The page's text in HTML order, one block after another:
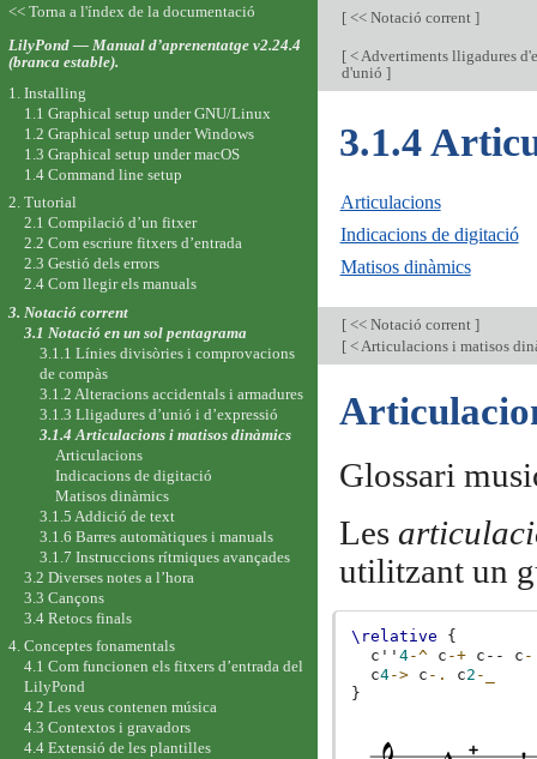
[<< Notació corrent ]
[< Advertiments lligadures
d'unió ]
3.1.4
Articulacions
Indicacions de digitació
Matisos dinàmics
[<< Notació corrent ]
[< Articulacions i matisos
Glossari
Les
utilitzant un
\relative
{
c''4-^ c -+ c -- c
c4-> c -. c2 -_
}
<< Torna a l'índex de la documentació
LilyPond — Manual d’aprenentatge v2.24.4
(branca estable).
1. Installing
1.1 Graphical setup under GNU/Linux
1.2 Graphical setup under Windows
1.3 Graphical setup under macOS
1.4 Command line setup
2. Tutorial
2.1 Compilació d’un fitxer
2.2 Com escriure fitxers d’entrada
2.3 Gestió dels errors
2.4 Com llegir els manuals
3. Notació corrent
3.1 Notació en un sol pentagrama
3.1.1 Línies divisòries i comprovacions
de compàs
3.1.2 Alteracions accidentals i armadures
3.1.3 Lligadures d’unió i d’expressió
3.1.4 Articulacions i matisos dinàmics
Articulacions
Indicacions de digitació
Matisos dinàmics
3.1.5 Addició de text
3.1.6 Barres automàtiques i manuals
3.1.7 Instruccions rítmiques avançades
3.2 Diverses notes a l’hora
3.3 Cançons
3.4 Retocs finals
4. Conceptes fonamentals
4.1 Com funcionen els fitxers d’entrada del
LilyPond
4.2 Les veus contenen música
4.3 Contextos i gravadors
4.4 Extensió de les plantilles